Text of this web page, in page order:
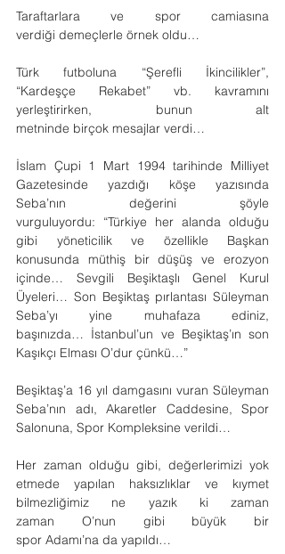
Taraftarlara ve spor camiasına
verdiği demeçlerle örnek oldu…
Türk futboluna “Şerefli İkincilikler”,
“Kardeşçe Rekabet” vb. kavramını
yerleştirirken, bunun alt
metninde birçok mesajlar verdi…
İslam Çupi 1 Mart 1994 tarihinde Milliyet
Gazetesinde yazdığı köşe yazısında
Seba’nın değerini şöyle
vurguluyordu: “Türkiye her alanda olduğu
gibi yöneticilik ve özellikle Başkan
konusunda müthiş bir düşüş ve erozyon
içinde… Sevgili Beşiktaşlı Genel Kurul
Üyeleri… Son Beşiktaş pırlantası Süleyman
Seba’yı yine muhafaza ediniz,
başınızda… İstanbul’un ve Beşiktaş’ın son
Kaşıkçı Elması O’dur çünkü…”
Beşiktaş’a 16 yıl damgasını vuran Süleyman
Seba’nın adı, Akaretler Caddesine, Spor
Salonuna, Spor Kompleksine verildi…
Her zaman olduğu gibi, değerlerimizi yok
etmede yapılan haksızlıklar ve kıymet
bilmezliğimiz ne yazık ki zaman
zaman O’nun gibi büyük bir
spor Adamı’na da yapıldı…